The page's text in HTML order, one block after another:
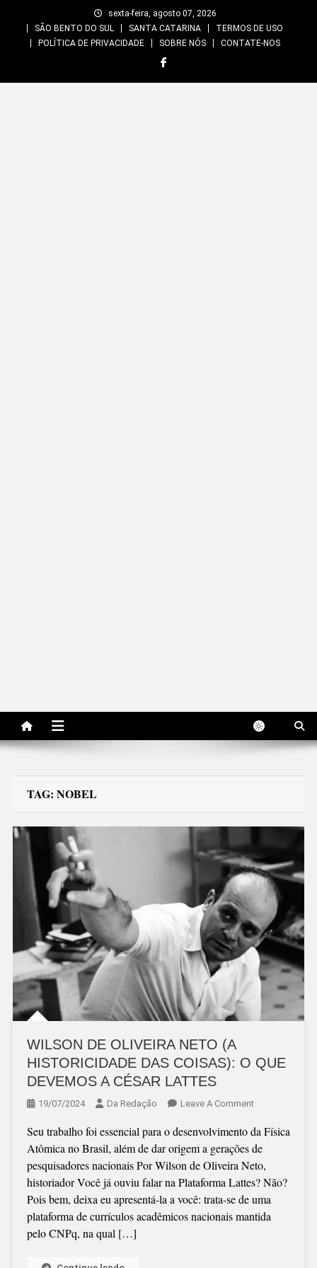
sexta-feira, agosto 07, 2026
SÃO BENTO DO SUL
SANTA CATARINA
TERMOS DE USO
POLÍTICA DE PRIVACIDADE
SOBRE NÓS CONTATE-NOS
TAG: NOBEL
WILSON DE OLIVEIRA NETO (A
HISTORICIDADE DAS COISAS): O QUE
DEVEMOS A CÉSAR LATTES
19/07/2024 Da Redação Leave A CommentOn
DE
OLIVEIRA
NETO
(A
DAS
Seu trabalho foi essencial para o desenvolvimento da Física
Atômica no Brasil, além de dar origem a gerações de
pesquisadores nacionais Por Wilson de Oliveira Neto,
historiador Você já ouviu falar na Plataforma Lattes? Não?
Pois bem, deixa eu apresentá-la a você: trata-se de uma
plataforma de currículos acadêmicos nacionais mantida
pelo CNPq, na qual […]